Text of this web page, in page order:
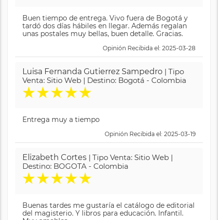
Buen tiempo de entrega. Vivo fuera de Bogotá y
tardó dos días hábiles en llegar. Además regalan
unas postales muy bellas, buen detalle. Gracias.
Opinión Recibida el: 2025-03-28
Luisa Fernanda Gutierrez Sampedro | Tipo
Venta: Sitio Web | Destino: Bogotá - Colombia
★★★★★
Entrega muy a tiempo
Opinión Recibida el: 2025-03-19
Elizabeth Cortes | Tipo Venta: Sitio Web |
Destino: BOGOTA - Colombia
★★★★★
Buenas tardes me gustaría el catálogo de editorial
del magisterio. Y libros para educación. Infantil.